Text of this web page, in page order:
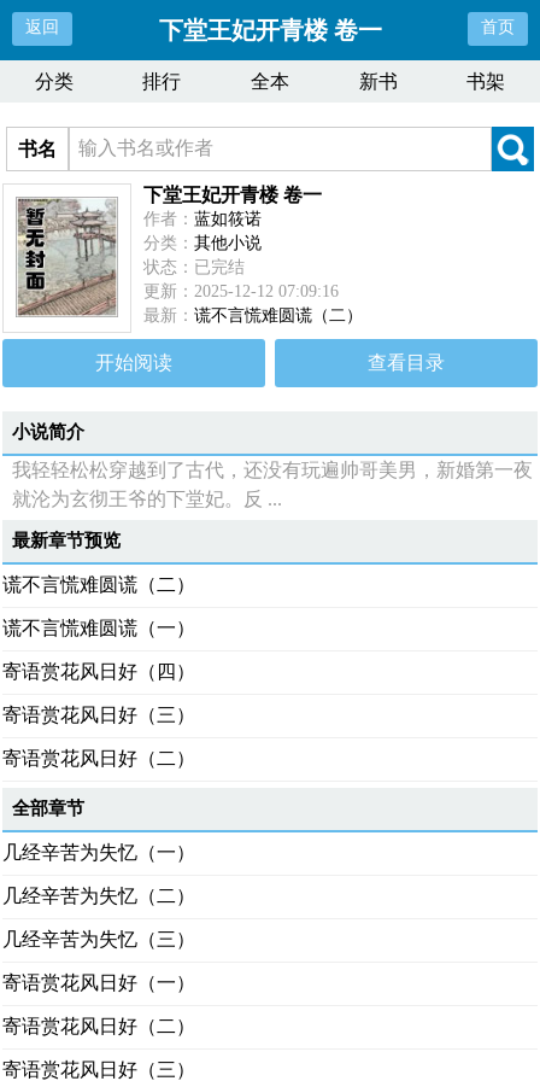
返回 下堂王妃开青楼 卷一 首页
分类 排行 全本 新书 书架
书名
下堂王妃开青楼 卷一
作者：蓝如筱诺
分类：其他小说
状态：已完结
更新：2025-12-12 07:09:16
最新：谎不言慌难圆谎（二）
开始阅读 查看目录
小说简介
我轻轻松松穿越到了古代，还没有玩遍帅哥美男，新婚第一夜
就沦为玄彻王爷的下堂妃。反 ...
最新章节预览
谎不言慌难圆谎（二）
谎不言慌难圆谎（一）
寄语赏花风日好（四）
寄语赏花风日好（三）
寄语赏花风日好（二）
全部章节
几经辛苦为失忆（一）
几经辛苦为失忆（二）
几经辛苦为失忆（三）
寄语赏花风日好（一）
寄语赏花风日好（二）
寄语赏花风日好（三）